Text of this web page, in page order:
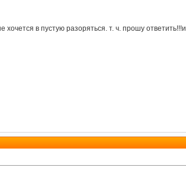
в пустую разоряться. т. ч. прошу ответить!!!и